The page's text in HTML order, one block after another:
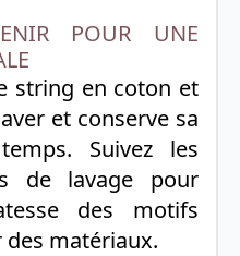
POUR UNE
string en coton et
et conserve sa
Suivez les
de lavage pour
des motifs
matériaux.